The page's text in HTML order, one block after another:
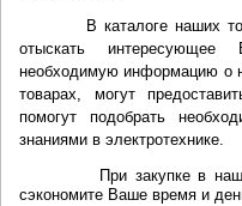
В каталоге наших
отыскать
необходимую информацию о
товарах, могут
помогут подобрать
знаниями в электротехнике.
При закупке в нашем
сэкономите Ваше время и